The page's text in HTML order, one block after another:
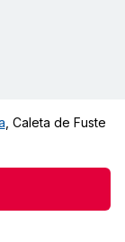
Caleta de Fuste